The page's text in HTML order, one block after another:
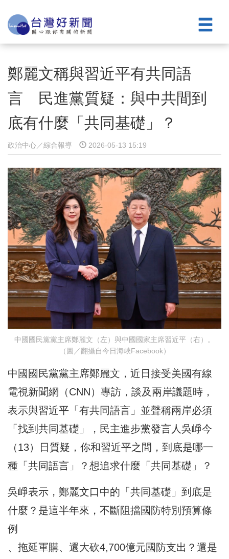
鄭麗文稱與習近平有共同語
言 民進黨質疑：與中共間到
底有什麼「共同基礎」？
政治中心／綜合報導 2026-05-13 15:19
中國國民黨黨主席鄭麗文（左）與中國國家主席習近平（右）。
（圖／翻攝自今日海峽Facebook）
中國國民黨黨主席鄭麗文，近日接受美國有線
電視新聞網（CNN）專訪，談及兩岸議題時，
表示與習近平「有共同語言」並聲稱兩岸必須
「找到共同基礎」，民主進步黨發言人吳崢今
（13）日質疑，你和習近平之間，到底是哪一
種「共同語言」？想追求什麼「共同基礎」？
吳崢表示，鄭麗文口中的「共同基礎」到底是
什麼？是這半年來，不斷阻擋國防特別預算條
例
、拖延軍購、還大砍4,700億元國防支出？還是